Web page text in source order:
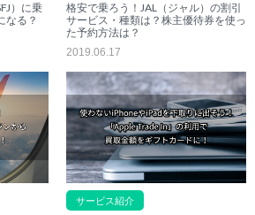
）に乗
なる？
格安で乗ろう！JAL（ジャル）の割引
サービス・種類は？株主優待券を使っ
た予約方法は？
2019.06.17
サービス紹介